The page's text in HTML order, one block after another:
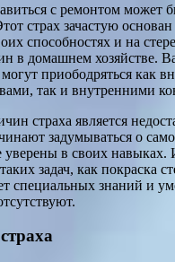
с ремонтом может
страх зачастую основан
способностях и на
в домашнем хозяйстве.
приободряться как
так и внутренними
страха является
задумываться о
уверены в своих навыках.
задач, как покраска
специальных знаний и